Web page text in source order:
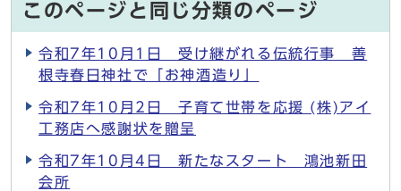
このページと同じ分類のページ
令和7年10月1日 受け継がれる伝統行事 善
根寺春日神社で「お神酒造り」
令和7年10月2日 子育て世帯を応援 (株)アイ
工務店へ感謝状を贈呈
令和7年10月4日 新たなスタート 鴻池新田
会所